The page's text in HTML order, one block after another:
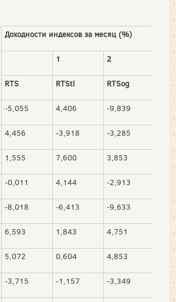
Доходности индексов за месяц (%)
1 2
RTS RTStl RTSog
-5,055 4,406 -9,839
4,456 -3,918 -3,285
1,555 7,600 3,853
-0,011 4,144 -2,913
-8,018 -6,413 -9,633
6,593 1,843 4,751
5,072 0,604 4,853
-3,715 -1,157 -3,349